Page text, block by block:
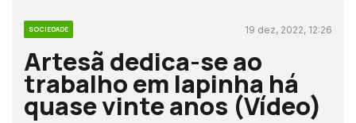
SOCIEDADE 19 dez, 2022, 12:26
Artesã dedica-se ao
trabalho em lapinha há
quase vinte anos (Vídeo)